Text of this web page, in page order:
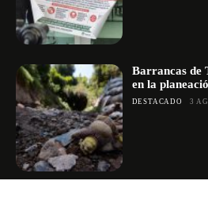
Barrancas de
en la
DESTACADO 3